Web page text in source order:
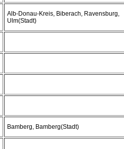
Alb-Donau-Kreis, Biberach, Ravensburg,
Ulm(Stadt)
Bamberg, Bamberg(Stadt)